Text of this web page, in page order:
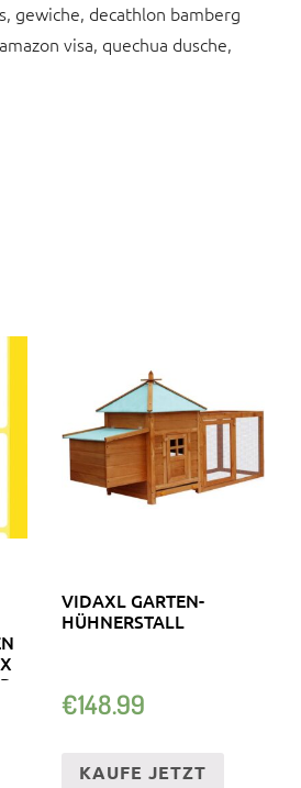
gewiche, decathlon bamberg
visa, quechua dusche,
VIDAXL GARTEN-
HÜHNERSTALL
€148.99
KAUFE JETZT